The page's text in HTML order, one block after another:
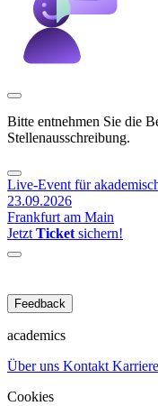
Bitte entnehmen Sie die
Stellenausschreibung.
Live-Event für
23.09.2026
Frankfurt am Main
JetztTicketsichern!
Feedback
academics
Über uns KontaktKarriere
Cookies